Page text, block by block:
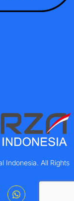
Indonesia. All Rights